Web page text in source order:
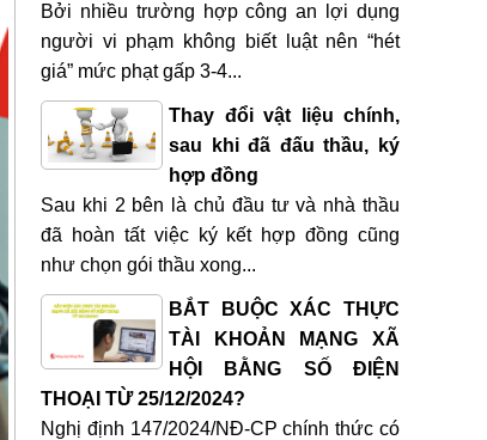
Bởi nhiều trường hợp công an lợi dụng
người vi phạm không biết luật nên “hét
giá” mức phạt gấp 3-4...
Thay đổi vật liệu chính,
sau khi đã đấu thầu, ký
hợp đồng
Sau khi 2 bên là chủ đầu tư và nhà thầu
đã hoàn tất việc ký kết hợp đồng cũng
như chọn gói thầu xong...
BẮT BUỘC XÁC THỰC
TÀI KHOẢN MẠNG XÃ
HỘI BẰNG SỐ ĐIỆN
THOẠI TỪ 25/12/2024?
Nghị định 147/2024/NĐ-CP chính thức có